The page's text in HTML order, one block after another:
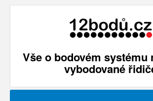
Vše o bodovém systému
vybodované